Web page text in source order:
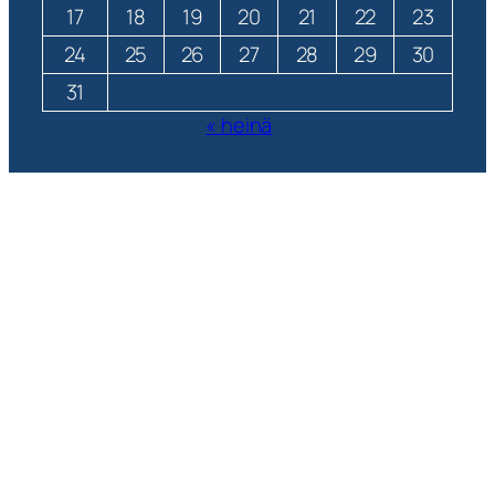
17
18 19 20 21 22
23
24
25 26 27 28 29
30
31
« heinä